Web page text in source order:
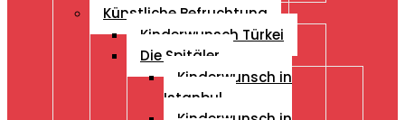
Künstliche Befruchtung
Kinderwunsch Türkei
Die Spitäler
Kinderwunsch in
Istanbul